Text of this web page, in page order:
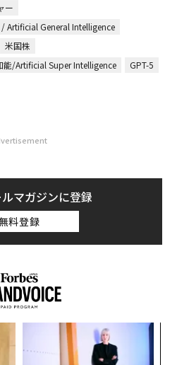
ー
Artificial General Intelligence
米国株
能/Artificial Super Intelligence
GPT-5
マガジンに登録
無料登録